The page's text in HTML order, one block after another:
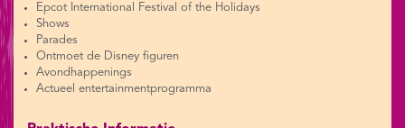
Epcot International Festival of the Holidays
Shows
Parades
Ontmoet de Disney figuren
Avondhappenings
Actueel entertainmentprogramma